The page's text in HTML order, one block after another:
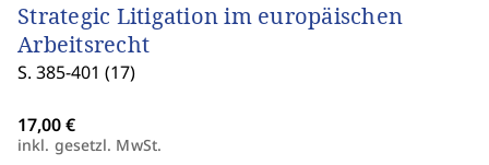
Strategic Litigation im europäischen
Arbeitsrecht
S. 385-401 (17)
inkl. gesetzl. MwSt.